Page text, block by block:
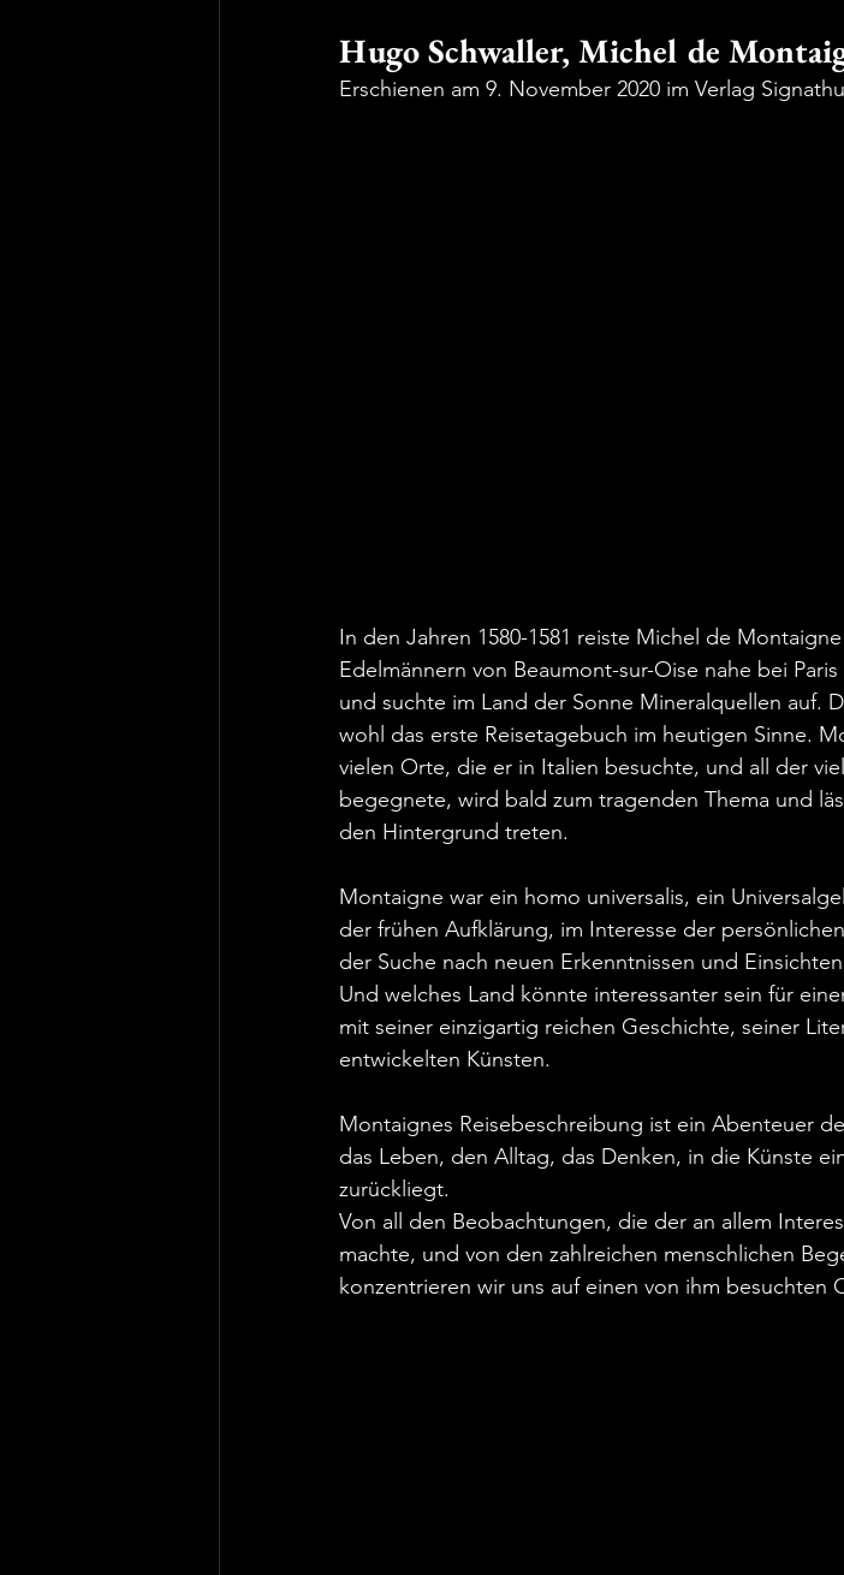
Hugo Schwaller, Michel de
Erschienen am 9. November 2020 im Verlag
In den Jahren 1580-1581 reiste Michel de
Edelmännern von Beaumont-sur-Oise nahe bei
und suchte im Land der Sonne Mineralquellen auf.
wohl das erste Reisetagebuch im heutigen Sinne.
vielen Orte, die er in Italien besuchte, und all der
begegnete, wird bald zum tragenden Thema und
den Hintergrund treten.
Montaigne war ein homo universalis, ein
der frühen Aufklärung, im Interesse der
der Suche nach neuen Erkenntnissen und
Und welches Land könnte interessanter sein für
mit seiner einzigartig reichen Geschichte, seiner
entwickelten Künsten.
Montaignes Reisebeschreibung ist ein Abenteuer
das Leben, den Alltag, das Denken, in die Künste
zurückliegt.
Von all den Beobachtungen, die der an allem
machte, und von den zahlreichen menschlichen
konzentrieren wir uns auf einen von ihm besuchten